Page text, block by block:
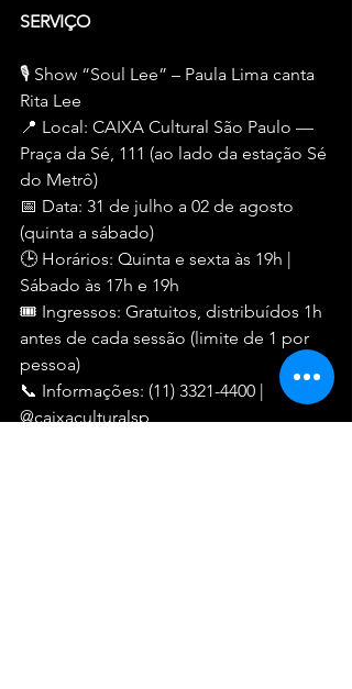
SERVIÇO
🎙️ Show “Soul Lee” – Paula Lima canta
Rita Lee
📍 Local: CAIXA Cultural São Paulo —
Praça da Sé, 111 (ao lado da estação Sé
do Metrô)
📅 Data: 31 de julho a 02 de agosto
(quinta a sábado)
🕒 Horários: Quinta e sexta às 19h |
Sábado às 17h e 19h
🎟️ Ingressos: Gratuitos, distribuídos 1h
antes de cada sessão (limite de 1 por
pessoa)
📞 Informações: (11) 3321-4400 |
@caixaculturalsp